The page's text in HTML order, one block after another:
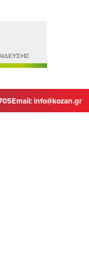
Email:info@kozan.gr